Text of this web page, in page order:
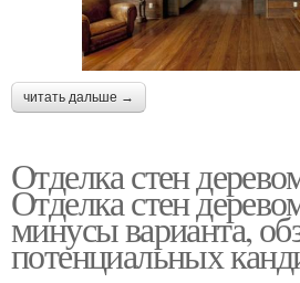
читать дальше →
Отделка стен
Отделка стен
минусы варианта,
потенциальных